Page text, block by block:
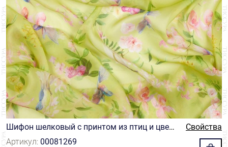
Шифон шелковый с принтом из птиц и цвето
в на бледно-зеленом фоне
Свойства
Артикул: 00081269